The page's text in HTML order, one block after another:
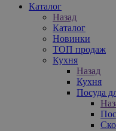
Каталог
Назад
Каталог
Новинки
ТОП продаж
Кухня
Назад
Кухня
Посуда